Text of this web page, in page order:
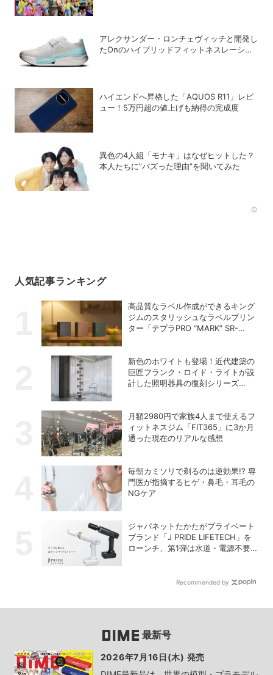
アレクサンダー・ロンチェヴィッチと開発し
たOnのハイブリッドフィットネスレーシン
ハイエンドへ昇格した「AQUOS R11」レビ
ュー！5万円超の値上げも納得の完成度
異色の4人組「モナキ」はなぜヒットした？
本人たちに”バズった理由”を聞いてみた
人気記事ランキング
高品質なラベル作成ができるキング
ジムのスタリッシュなラベルプリン
ター「テプラPRO “MARK” SR-
新色のホワイトも登場！近代建築の
巨匠フランク・ロイド・ライトが設
計した照明器具の復刻シリーズ
月額2980円で家族4人まで使えるフ
ィットネスジム「FIT365」に3か月
通った現在のリアルな感想
毎朝カミソリで剃るのは逆効果!? 専
門医が指摘するヒゲ・鼻毛・耳毛の
NGケア
ジャパネットたかたがプライベート
ブランド「J PRIDE LIFETECH」を
ローンチ、第1弾は水道・電源不要
Recommended by
最新号
2026年7月16日(木) 発売